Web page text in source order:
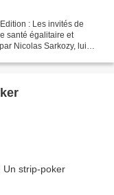
: Les invités de
santé égalitaire et
Nicolas Sarkozy, lui